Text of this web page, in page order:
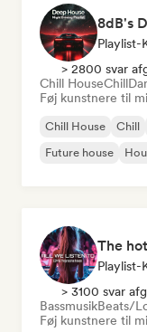
Playlist-
> 2800 svar
Chill HouseChill
Føj kunstnere til
Chill House Chill
Future house
Playlist-
> 3100 svar
BassmusikBeats/
Føj kunstnere til